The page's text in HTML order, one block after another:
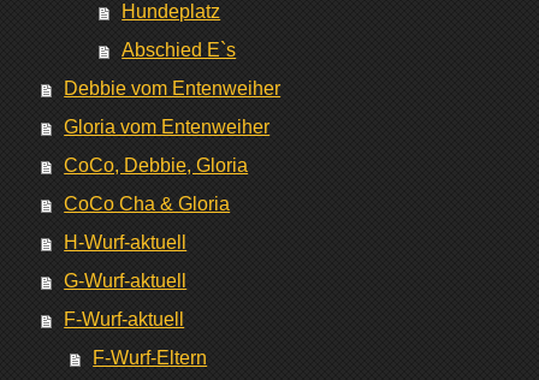
Hundeplatz
Abschied E`s
Debbie vom Entenweiher
Gloria vom Entenweiher
CoCo, Debbie, Gloria
CoCo Cha & Gloria
H-Wurf-aktuell
G-Wurf-aktuell
F-Wurf-aktuell
F-Wurf-Eltern